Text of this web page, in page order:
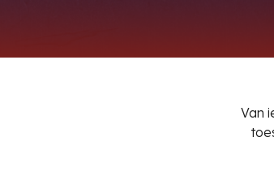
Van i